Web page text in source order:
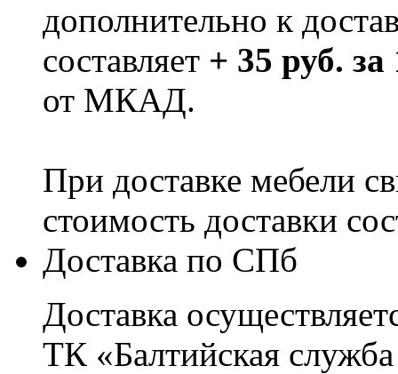
дополнительно к
составляет + 35 руб.
от МКАД.
При доставке мебели
стоимость доставки
Доставка по СПб
Доставка
ТК «Балтийская